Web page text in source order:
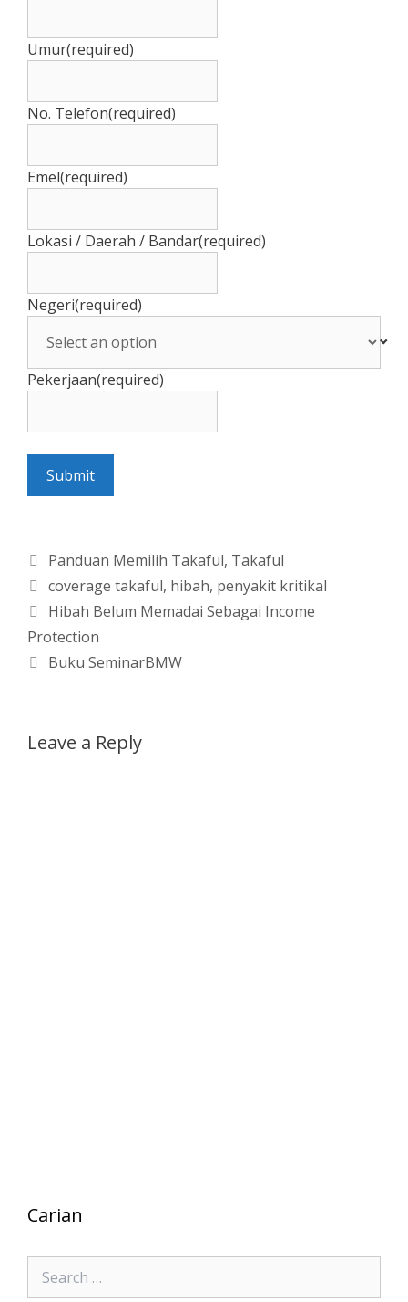
Umur(required)
No. Telefon(required)
Emel(required)
Lokasi / Daerah / Bandar(required)
Negeri(required)
Pekerjaan(required)
Submit
Categories
Panduan Memilih Takaful, Takaful
Tags
coverage takaful, hibah, penyakit kritikal
Hibah Belum Memadai Sebagai Income
Protection
Buku SeminarBMW
Leave a Reply
Carian
Search
for: